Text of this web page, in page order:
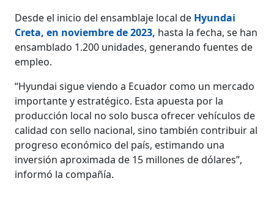
Desde el inicio del ensamblaje local de Hyundai
Creta, en noviembre de 2023, hasta la fecha, se han
ensamblado 1.200 unidades, generando fuentes de
empleo.
“Hyundai sigue viendo a Ecuador como un mercado
importante y estratégico. Esta apuesta por la
producción local no solo busca ofrecer vehículos de
calidad con sello nacional, sino también contribuir al
progreso económico del país, estimando una
inversión aproximada de 15 millones de dólares”,
informó la compañía.